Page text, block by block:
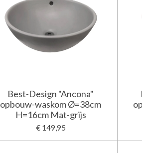
Best-Design "Ancona"
opbouw-waskom Ø=38cm
H=16cm Mat-grijs
€ 149,95